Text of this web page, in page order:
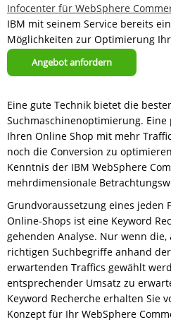
Infocenter für WebSphere
IBM mit seinem Service bereits
Möglichkeiten zur Optimierung
Angebot anfordern
Eine gute Technik bietet die
Suchmaschinenoptimierung. Eine
Ihren Online Shop mit mehr
noch die Conversion zu
Kenntnis der IBM WebSphere
mehrdimensionale
Grundvoraussetzung eines jeden
Online-Shops ist eine Keyword
gehenden Analyse. Nur wenn
richtigen Suchbegriffe anhand
erwartenden Traffics gewählt
entsprechender Umsatz zu
Keyword Recherche erhalten Sie
Konzept für Ihr WebSphere